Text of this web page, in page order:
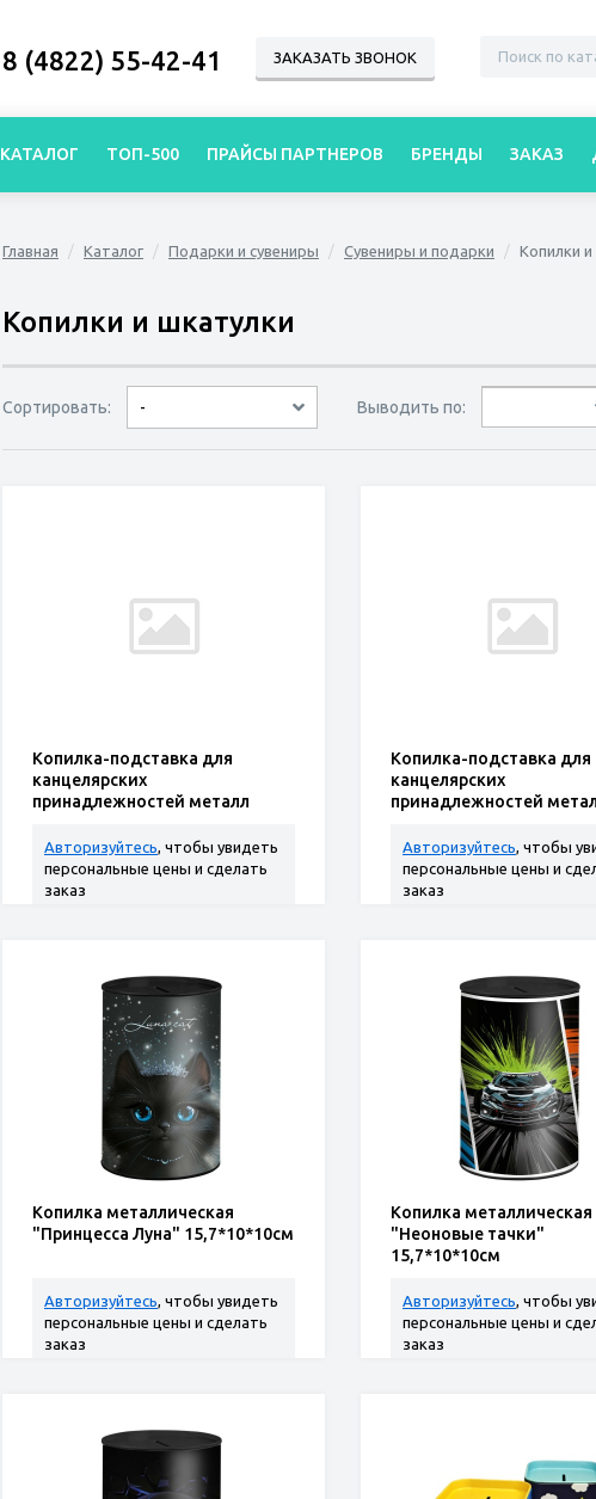
Главная Каталог Подарки и сувениры Сувениры и подарки Копилки
Копилки и шкатулки
Сортировать: -
по дате
по популярности
сначала дешёвые
сначала дорогие
Выводить по:
Копилка-подставка для
канцелярских
принадлежностей металл
Авторизуйтесь, чтобы увидеть
персональные цены и сделать
заказ
Копилка-подставка для
канцелярских
принадлежностей
10,4*7,5*7,5см
Авторизуйтесь, чтобы
персональные цены и
заказ
Копилка металлическая
"Принцесса Луна" 15,7*10*10см
Авторизуйтесь, чтобы увидеть
персональные цены и сделать
заказ
Копилка металлическая
"Неоновые тачки"
15,7*10*10см
Авторизуйтесь, чтобы
персональные цены и
заказ
8 (4822) 55-42-41 ЗАКАЗАТЬ ЗВОНОК
КАТАЛОГ ТОП-500 ПРАЙСЫ ПАРТНЕРОВ БРЕНДЫ ЗАКАЗ